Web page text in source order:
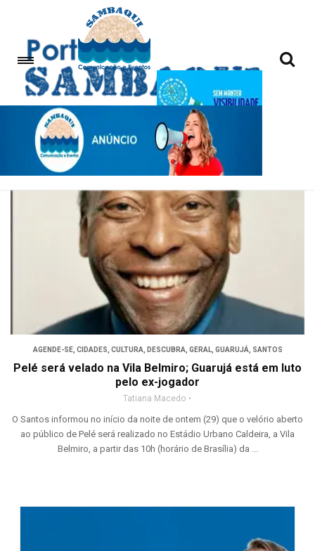
Santos Futebol Clube
AGENDE-SE, CIDADES, CULTURA, DESCUBRA, GERAL, GUARUJÁ, SANTOS
Pelé será velado na Vila Belmiro; Guarujá está em luto
pelo ex-jogador
Tatiana Macedo
O Santos informou no início da noite de ontem (29) que o velório aberto
ao público de Pelé será realizado no Estádio Urbano Caldeira, a Vila
Belmiro, a partir das 10h (horário de Brasília) da ...